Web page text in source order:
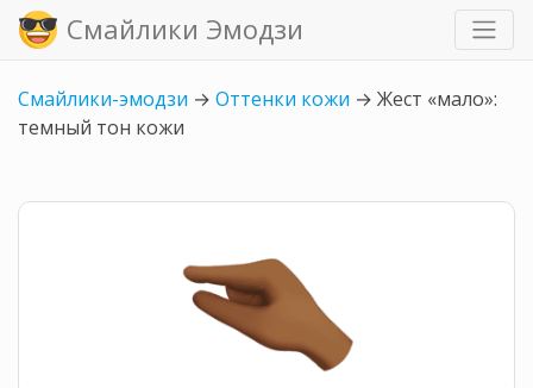
Смайлики Эмодзи
Смайлики-эмодзи → Оттенки кожи → Жест «мало»:
темный тон кожи